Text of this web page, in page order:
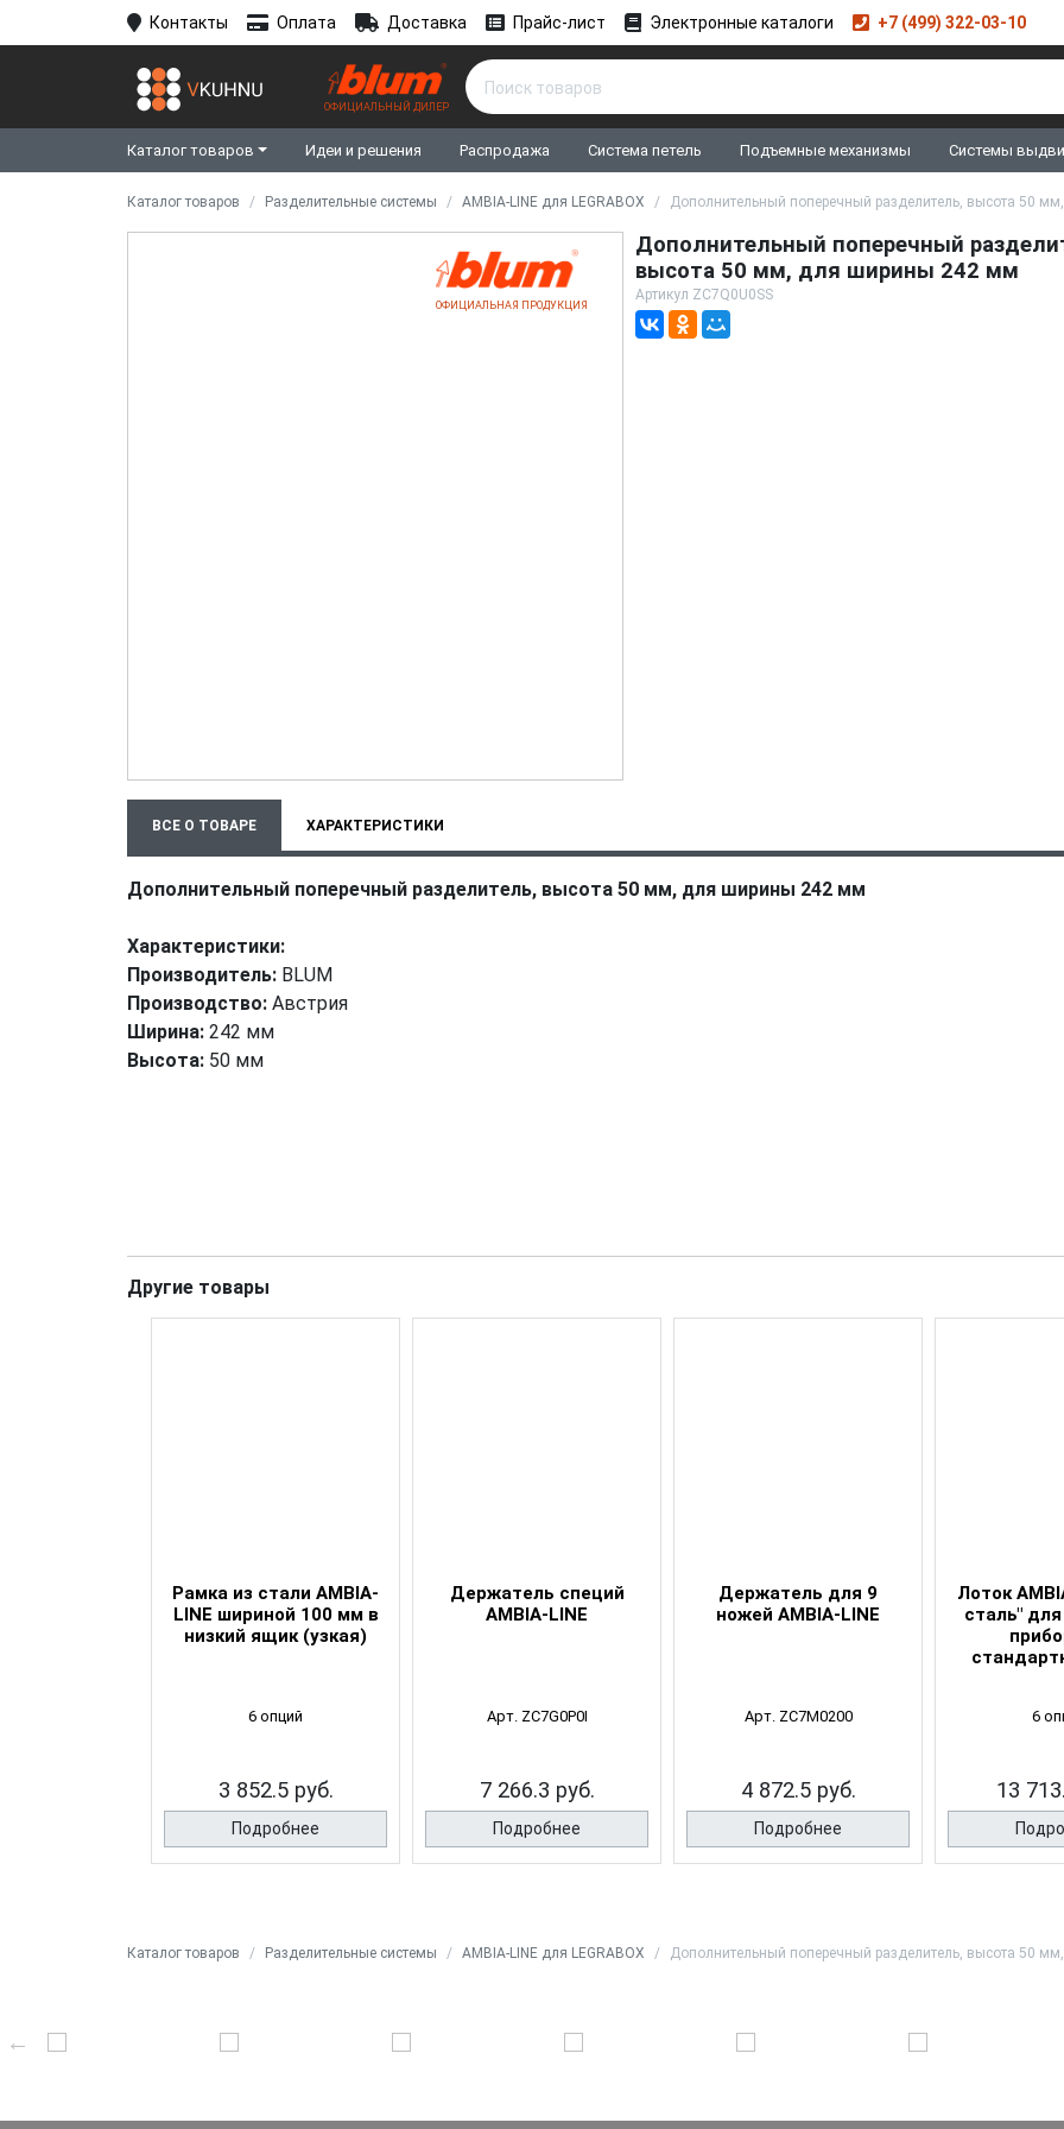
Контакты Оплата Доставка Прайс-лист Электронные каталоги +7 (499) 322-03-10
ОФИЦИАЛЬНЫЙ ДИЛЕР
Каталог товаров Идеи и решения Распродажа Система петель Подъемные механизмы Системы
Каталог товаров Разделительные системы AMBIA-LINE для LEGRABOX Дополнительный поперечный разделитель, высота 50
ОФИЦИАЛЬНАЯ ПРОДУКЦИЯ
Дополнительный поперечный
высота 50 мм, для ширины 242 мм
Артикул ZC7Q0U0SS
ВСЕ О ТОВАРЕ ХАРАКТЕРИСТИКИ
Дополнительный поперечный разделитель, высота 50 мм, для ширины 242 мм
Характеристики:
Производитель: BLUM
Производство: Австрия
Ширина: 242 мм
Высота: 50 мм
Другие товары
Рамка из стали AMBIA-
LINE шириной 100 мм в
низкий ящик (узкая)
6 опций
3 852.5 руб.
Подробнее
Держатель специй
AMBIA-LINE
Арт. ZC7G0P0I
7 266.3 руб.
Подробнее
Держатель для 9
ножей AMBIA-LINE
Арт. ZC7M0200
4 872.5 руб.
Подробнее
Лоток
сталь"
6
13
Каталог товаров Разделительные системы AMBIA-LINE для LEGRABOX Дополнительный поперечный разделитель, высота 50